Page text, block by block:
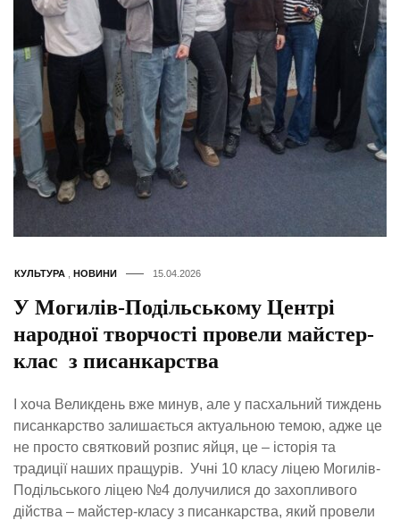
КУЛЬТУРА НОВИНИ 15.04.2026
У Могилів-Подільському Центрі
народної творчості провели майстер-
клас з писанкарства
І хоча Великдень вже минув, але у пасхальний тиждень
писанкарство залишається актуальною темою, адже це
не просто святковий розпис яйця, це – історія та
традиції наших пращурів. Учні 10 класу ліцею Могилів-
Подільського ліцею №4 долучилися до захопливого
дійства – майстер-класу з писанкарства, який провели